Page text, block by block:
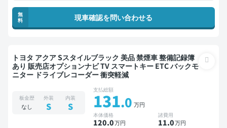
無
料
現車確認を問い合わせる
トヨタ アクア Sスタイルブラック 美品 禁煙車 整備記録簿
あり 販売店オプションナビ TV スマートキー ETC バックモ
ニター ドライブレコーダー 衝突軽減
板金歴
なし
外装
S
内装
S
支払総額
131.0 万円
本体価格
120.0万円
諸費用
11.0万円